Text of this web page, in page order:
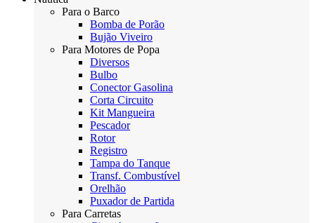
Para o Barco
Bomba de Porão
Bujão Viveiro
Para Motores de Popa
Diversos
Bulbo
Conector Gasolina
Corta Circuito
Kit Mangueira
Pescador
Rotor
Registro
Tampa do Tanque
Transf. Combustível
Orelhão
Puxador de Partida
Para Carretas